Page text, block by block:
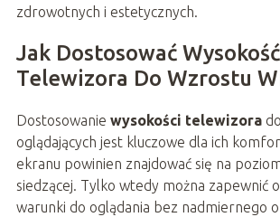
zdrowotnych i estetycznych.
Jak Dostosować Wysokość
Telewizora Do Wzrostu
Dostosowanie wysokości telewizora
oglądających jest kluczowe dla ich
ekranu powinien znajdować się na
siedzącej. Tylko wtedy można zapewnić
warunki do oglądania bez nadmiernego